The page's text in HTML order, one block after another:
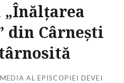
„Înălțarea
din Cârnești
AL EPISCOPIEI DEVEI